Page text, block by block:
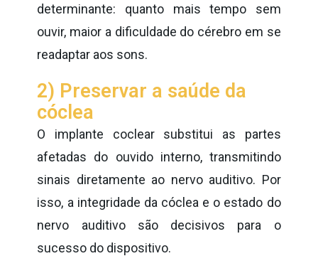
determinante: quanto mais tempo sem
ouvir, maior a dificuldade do cérebro em se
readaptar aos sons.
2) Preservar a saúde da
cóclea
O implante coclear substitui as partes
afetadas do ouvido interno, transmitindo
sinais diretamente ao nervo auditivo. Por
isso, a integridade da cóclea e o estado do
nervo auditivo são decisivos para o
sucesso do dispositivo.